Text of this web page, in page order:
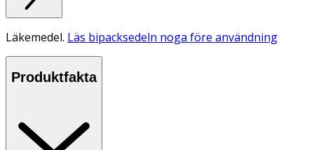
Läkemedel. Läs bipacksedeln noga före användning
Produktfakta